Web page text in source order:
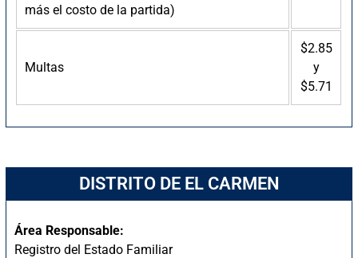
más el costo de la partida)
Multas
$2.85
y
$5.71
DISTRITO DE EL CARMEN
Área Responsable:
Registro del Estado Familiar